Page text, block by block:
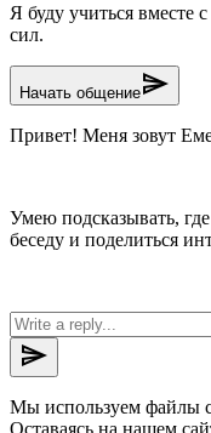
Я буду учиться вместе
сил.
Начать общениеsend
Привет! Меня зовут
Умею подсказывать,
беседу и поделиться
send
Мы используем файлы
Оставаясь на нашем